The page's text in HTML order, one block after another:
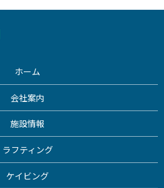
ホーム
会社案内
施設情報
ラフティング
ケイビング